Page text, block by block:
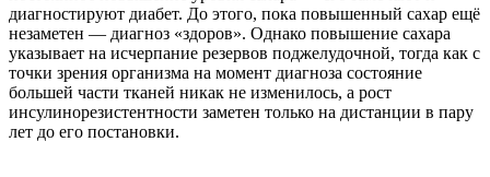
диагностируют диабет. До этого, пока повышенный сахар ещё
незаметен — диагноз «здоров». Однако повышение сахара
указывает на исчерпание резервов поджелудочной, тогда как с
точки зрения организма на момент диагноза состояние
большей части тканей никак не изменилось, а рост
инсулинорезистентности заметен только на дистанции в пару
лет до его постановки.